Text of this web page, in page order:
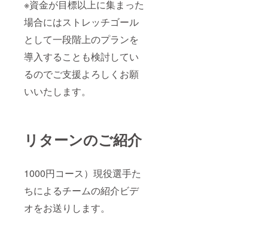
※資金が目標以上に集まった
場合にはストレッチゴール
として一段階上のプランを
導入することも検討してい
るのでご支援よろしくお願
いいたします。
リターンのご紹介
1000円コース）現役選手た
ちによるチームの紹介ビデ
オをお送りします。